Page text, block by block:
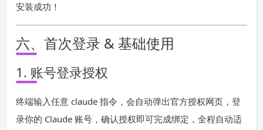
安装成功！
六、首次登录 & 基础使用
1. 账号登录授权
终端输入任意 claude 指令，会自动弹出官方授权网页，登
录你的 Claude 账号，确认授权即可完成绑定，全程自动适